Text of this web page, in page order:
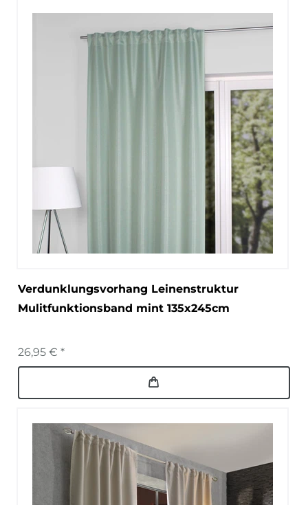
Verdunklungsvorhang Leinenstruktur
Mulitfunktionsband mint 135x245cm
26,95 € *